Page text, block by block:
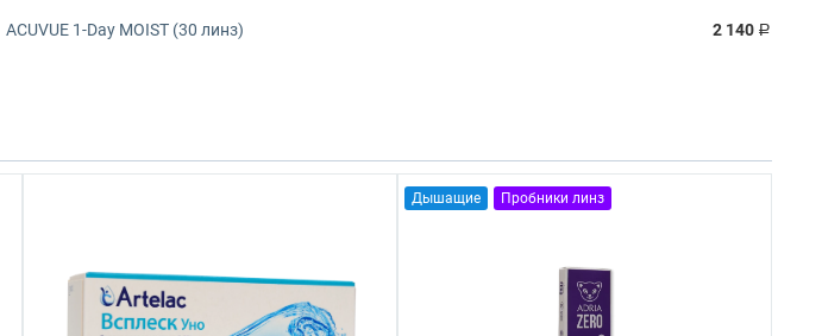
ACUVUE 1-Day MOIST (30 линз) 2 140 Р
Дышащие Пробники линз